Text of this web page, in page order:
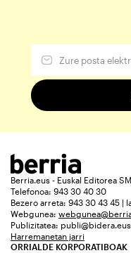
Berria.eus - Euskal Editorea SM
Telefonoa: 943 30 40 30
Bezero arreta: 943 30 43 45 |
Webgunea:
Publizitatea: publi@bidera.eus
Harremanetan jarri
ORRIALDE KORPORATIBOAK